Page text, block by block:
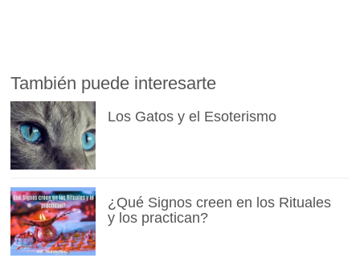
También puede interesarte
Los Gatos y el Esoterismo
¿Qué Signos creen en los Rituales
y los practican?